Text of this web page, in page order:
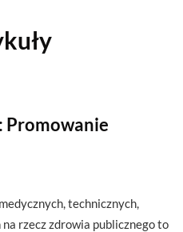
Promowanie
technicznych,
rzecz zdrowia publicznego to